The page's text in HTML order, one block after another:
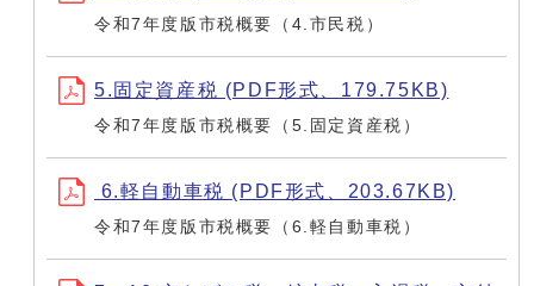
令和7年度版市税概要（4.市民税）
5.固定資産税 (PDF形式、179.75KB)
令和7年度版市税概要（5.固定資産税）
6.軽自動車税 (PDF形式、203.67KB)
令和7年度版市税概要（6.軽自動車税）